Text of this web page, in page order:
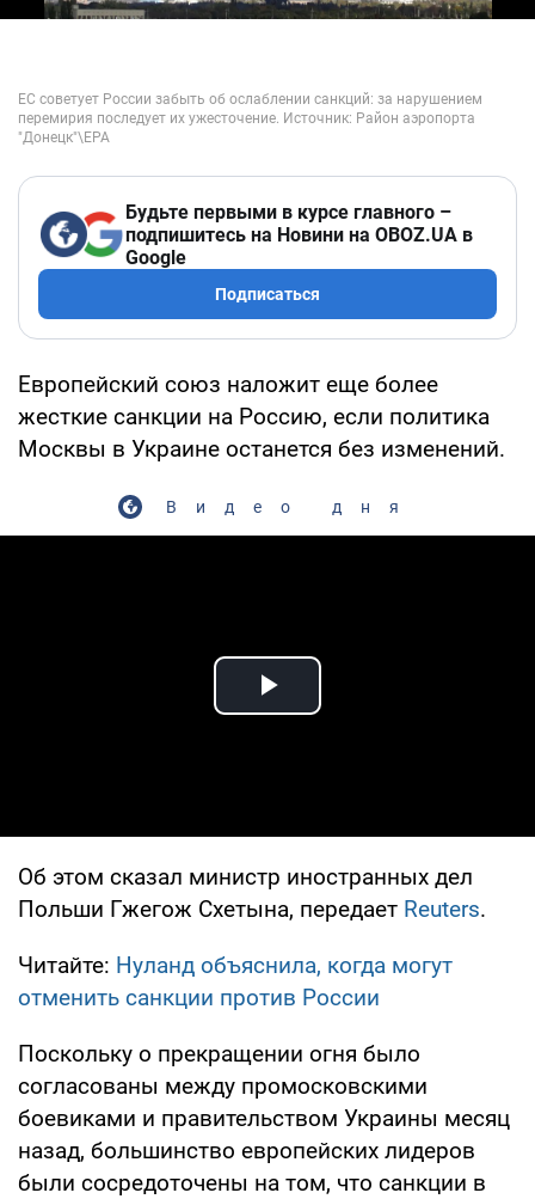
Будьте первыми в курсе главного –
подпишитесь на Новини на OBOZ.UA в
Google
Подписаться
Европейский союз наложит еще более
жесткие санкции на Россию, если политика
Москвы в Украине останется без изменений.
Видео дня
Play Video
Об этом сказал министр иностранных дел
Польши Гжегож Схетына, передает Reuters.
Читайте: Нуланд объяснила, когда могут
отменить санкции против России
Поскольку о прекращении огня было
согласованы между промосковскими
боевиками и правительством Украины месяц
назад, большинство европейских лидеров
были сосредоточены на том, что санкции в